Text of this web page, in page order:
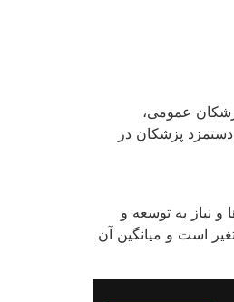
عمومی،
پزشکان در
و نیاز به توسعه و
است و میانگین آن